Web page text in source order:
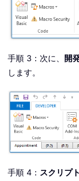
手順 3：次に、 開
します。
手順 4： スクリプ